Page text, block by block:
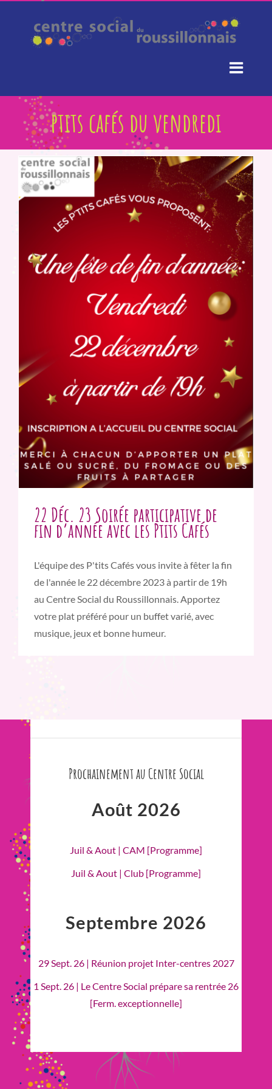
contenu
ptits cafés du vendredi
22 Déc. 23 Soirée participative de
fin d’année avec les Ptits Cafés
L'équipe des P'tits Cafés vous invite à fêter la fin
de l'année le 22 décembre 2023 à partir de 19h
au Centre Social du Roussillonnais. Apportez
votre plat préféré pour un buffet varié, avec
musique, jeux et bonne humeur.
Prochainement au Centre Social
Août 2026
Juil & Aout | CAM [Programme]
Juil & Aout | Club [Programme]
Septembre 2026
29 Sept. 26 | Réunion projet Inter-centres 2027
1 Sept. 26 | Le Centre Social prépare sa rentrée 26
[Ferm. exceptionnelle]